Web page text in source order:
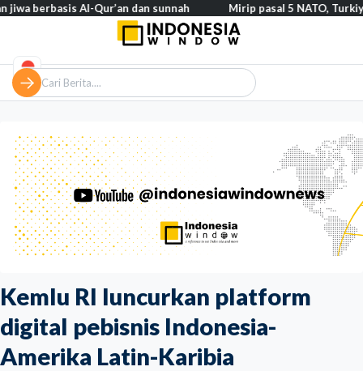
Kemlu RI luncurkan platform
digital pebisnis Indonesia-
Amerika Latin-Karibia
Al-Qur’an dan sunnah Mirip pasal 5 NATO, Turkiye